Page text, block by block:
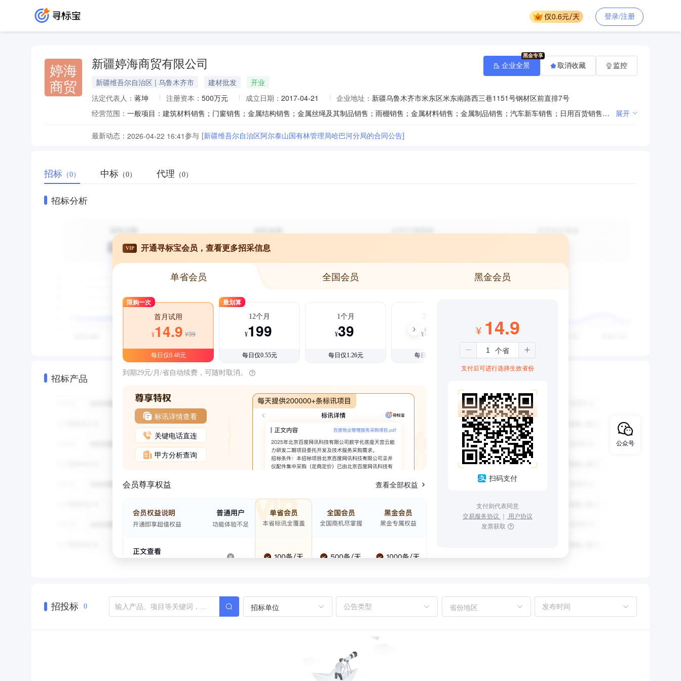
登录/注册
婷海
商贸
新疆婷海商贸有限公司
新疆维吾尔自治区 | 乌鲁木齐市 建材批发
开业
法定代表人： 蒋坤 注册资本： 500万元 成立日期： 2017-04-21 企业地址： 新疆乌鲁木齐市米东区米东南路西三巷1151号钢材区前直排7号
经营范围：
一般项目：建筑材料销售；门窗销售；金属结构销售；金属丝绳及其制品销售；雨棚销售；金属材料销售；金属制品销售；汽车新车销售；日用百货销售；五金产品批发；五金产品零售；电子产品销售；电气设备销售；通讯设备销售；风动和电动工具销售；家用电器销售；电子专用设备销售；电力电子元器件销售；照相器材及望远镜零售；照相机及器材销售；音响设备销售；计算机软硬件及辅助设备批发；计算机软硬件及辅助设备零售；机械设备销售；办公设备销售；文具用品批发；文具用品零售；体育用品及器材批发；体育用品及器材零售；工艺美术品及收藏品批发（象牙及其制品除外）；工艺美术品及收藏品零售（象牙及其制品除外）；服装服饰零售；服装服饰批发；鞋帽零售；鞋帽批发；化妆品批发；化妆品零售；礼品花卉销售；服装制造；信息咨询服务（不含许可类信息咨询服务）；办公服务；非融资担保服务；专业保洁、清洗、消毒服务；市场营销策划；广告发布（非广播电台、电视台、报刊出版单位）；广告制作；广告设计、代理；园林绿化工程施工；人工造林；森林经营和管护；森林改培；打字复印；劳务服务（不含劳务派遣）。（除依法须经批准的项目外，凭营业执照依法自主开展经营活动）许可项目：包装装潢印刷品印刷；印刷品装订服务；住宅室内装饰装修。（依法须经批准的项目，经相关部门批准后方可开展经营活动，具体经营项目以相关部门批准文件或许可证件为准） 展开
最新动态： 2026-04-22 16:41参与 [新疆维吾尔自治区阿尔泰山国有林管理局哈巴河分局的合同公告]
企业全景 取消收藏 监控
招标 （0） 中标 （0） 代理 （0）
招标分析
招标产品
VIP 开通寻标宝会员，查看更多招采信息
单省会员 全国会员 黑金会员
限购一次
首月试用
¥14.9 ¥39
每日仅0.48元
最划算
12个月
¥199
每日仅0.55元
1个月
¥39
每日仅1.26元
3个月
¥99
每日仅1.08元
到期29元/月/省自动续费，可随时取消。
标讯详情查看
关键电话直连
甲方分析查询
会员尊享权益 查看全部权益
¥ 14.9
支付后可进行选择生效省份
扫码支付
支付则代表同意
交易服务协议 ｜ 用户协议
发票获取
招投标 0 招标单位 省份地区
公众号